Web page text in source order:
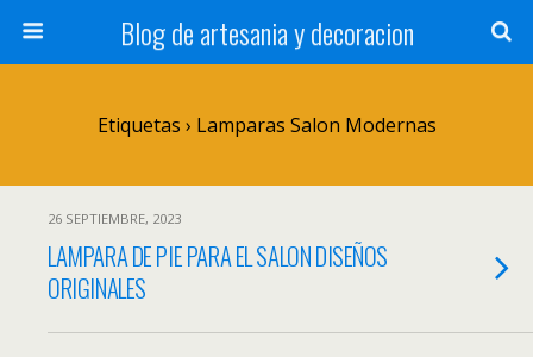
Blog de artesania y decoracion
Etiquetas › Lamparas Salon Modernas
26 SEPTIEMBRE, 2023
LAMPARA DE PIE PARA EL SALON DISEÑOS
ORIGINALES